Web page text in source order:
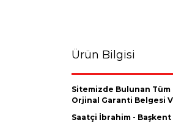
Ürün Bilgisi
Sitemizde Bulunan Tüm
Orjinal Garanti Belgesi
Saatçi İbrahim - Başkent